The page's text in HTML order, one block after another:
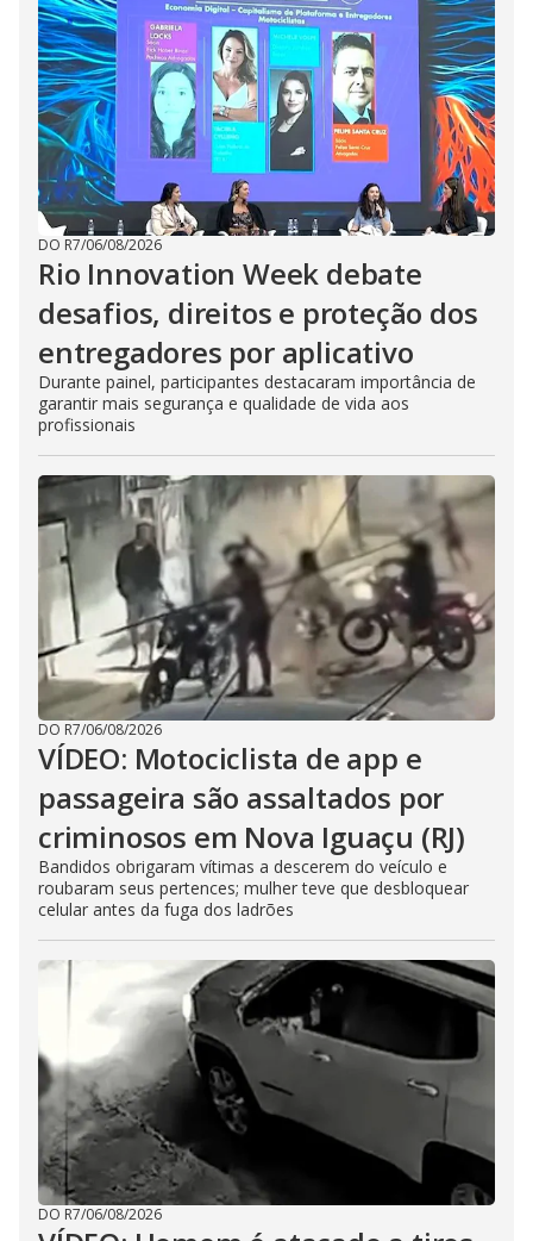
DO R7/06/08/2026
Rio Innovation Week debate
desafios, direitos e proteção dos
entregadores por aplicativo
Durante painel, participantes destacaram importância de
garantir mais segurança e qualidade de vida aos
profissionais
DO R7/06/08/2026
VÍDEO: Motociclista de app e
passageira são assaltados por
criminosos em Nova Iguaçu (RJ)
Bandidos obrigaram vítimas a descerem do veículo e
roubaram seus pertences; mulher teve que desbloquear
celular antes da fuga dos ladrões
DO R7/06/08/2026